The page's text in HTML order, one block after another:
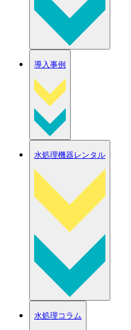
導入事例
水処理機器レンタル
水処理コラム